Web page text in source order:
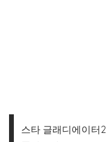
스타 글래디에이터2